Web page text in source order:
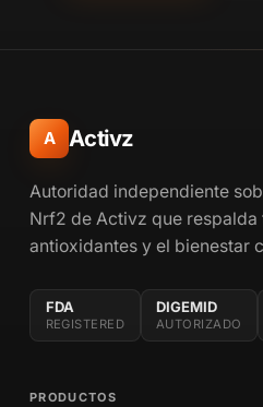
A Activz
Autoridad independiente
Nrf2 de Activz que respalda
antioxidantes y el bienestar
FDA
REGISTERED
DIGEMID
AUTORIZADO
PRODUCTOS